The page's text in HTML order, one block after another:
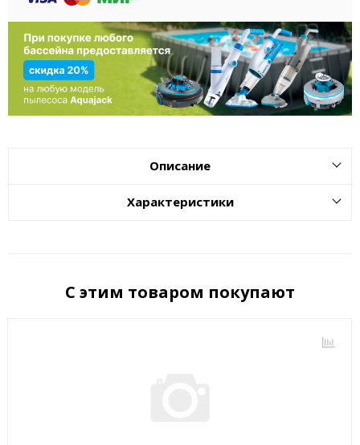
Описание
Характеристики
С этим товаром покупают